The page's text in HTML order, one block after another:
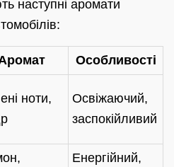
наступні аромати
Особливості
ноти,
Освіжаючий,
заспокійливий
Енергійний,